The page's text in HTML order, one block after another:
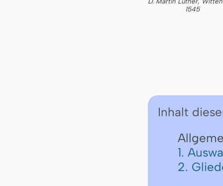
1545
Inhalt
1.
2.